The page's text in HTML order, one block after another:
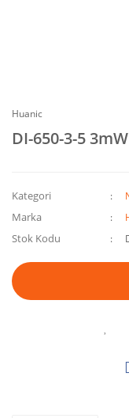
Huanic
DI-650-3-5
Kategori
Marka
Stok Kodu